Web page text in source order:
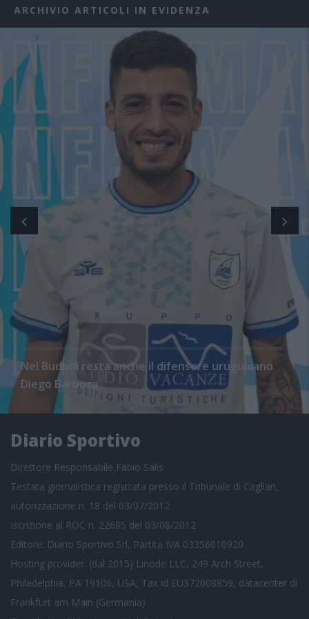
ARCHIVIO ARTICOLI IN EVIDENZA
Nel Budoni resta anche il difensore uruguaiano
Diego Barboza
Diario Sportivo
Direttore Responsabile Fabio Salis
Testata giornalistica registrata presso il Tribunale di Cagliari,
autorizzazione n. 18 del 03/07/2012
Iscrizione al ROC n. 22685 del 03/08/2012
Editore: Diario Sportivo Srl, Partita IVA 03356010920
Hosting provider: (dal 2015) Linode LLC, 249 Arch Street,
Philadelphia, PA 19106, USA, Tax id EU372008859, datacenter di
Frankfurt am Main (Germania)